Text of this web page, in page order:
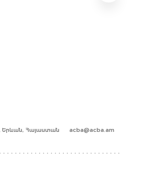
Երևան, Հայաստան acba@acba.am